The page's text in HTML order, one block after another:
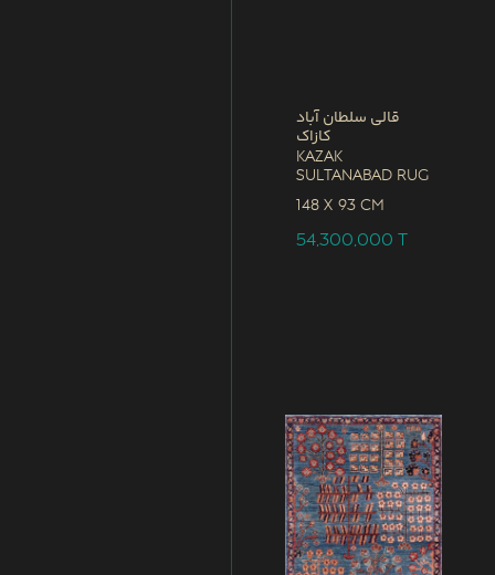
قالی سلطان آباد
کازاک
Kazak
Sultanabad Rug
148 x 93 CM
54,300,000T